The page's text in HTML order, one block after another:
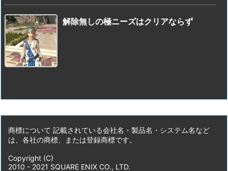
解除無しの極ニーズはクリアならず
商標について 記載されている会社名・製品名・システム名など
は、各社の商標、または登録商標です。
Copyright (C)
2010 - 2021 SQUARE ENIX CO., LTD.